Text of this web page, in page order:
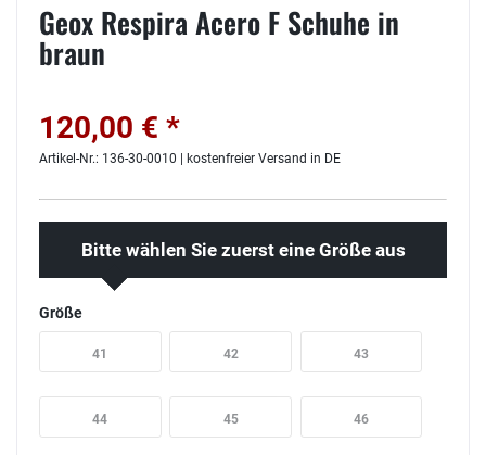
Geox Respira Acero F Schuhe in
braun
120,00 € *
Artikel-Nr.: 136-30-0010 | kostenfreier Versand in DE
Bitte wählen Sie zuerst eine Größe aus
Größe
41 42 43
44 45 46